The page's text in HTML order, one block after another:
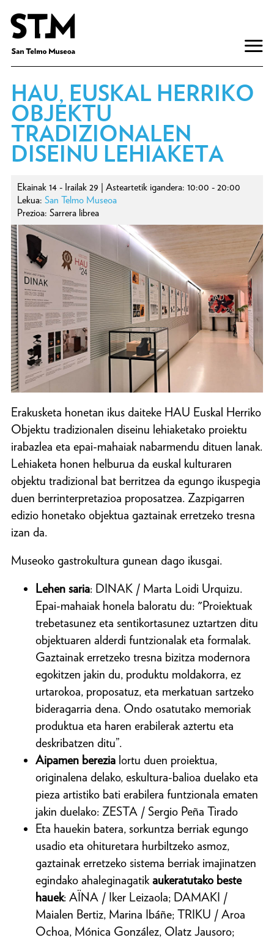
HAU, EUSKAL HERRIKO
OBJEKTU
TRADIZIONALEN
DISEINU LEHIAKETA
Ekainak 14 - Irailak 29 | Asteartetik igandera: 10:00 - 20:00
Lekua: San Telmo Museoa
Prezioa: Sarrera librea
Erakusketa honetan ikus daiteke HAU Euskal Herriko
Objektu tradizionalen diseinu lehiaketako proiektu
irabazlea eta epai-mahaiak nabarmendu dituen lanak.
Lehiaketa honen helburua da euskal kulturaren
objektu tradizional bat berritzea da egungo ikuspegia
duen berrinterpretazioa proposatzea. Zazpigarren
edizio honetako objektua gaztainak erretzeko tresna
izan da.
Museoko gastrokultura gunean dago ikusgai.
Lehen saria: DINAK / Marta Loidi Urquizu.
Epai-mahaiak honela baloratu du: "Proiektuak
trebetasunez eta sentikortasunez uztartzen ditu
objektuaren alderdi funtzionalak eta formalak.
Gaztainak erretzeko tresna bizitza modernora
egokitzen jakin du, produktu moldakorra, ez
urtarokoa, proposatuz, eta merkatuan sartzeko
bideragarria dena. Ondo osatutako memoriak
produktua eta haren erabilerak aztertu eta
deskribatzen ditu”.
Aipamen berezia lortu duen proiektua,
originalena delako, eskultura-balioa duelako eta
pieza artistiko bati erabilera funtzionala ematen
jakin duelako: ZESTA / Sergio Peña Tirado
Eta hauekin batera, sorkuntza berriak egungo
usadio eta ohituretara hurbiltzeko asmoz,
gaztainak erretzeko sistema berriak imajinatzen
egindako ahaleginagatik aukeratutako beste
hauek: AÏNA / Iker Leizaola; DAMAKI /
Maialen Bertiz, Marina Ibáñe; TRIKU / Aroa
Ochoa, Mónica González, Olatz Jausoro;